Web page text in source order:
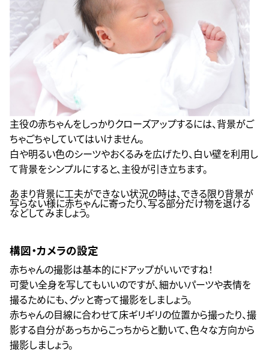
主役の赤ちゃんをしっかりクローズアップするには、背景がご
ちゃごちゃしていてはいけません。
白や明るい色のシーツやおくるみを広げたり、白い壁を利用し
て背景をシンプルにすると、主役が引き立ちます。
あまり背景に工夫ができない状況の時は、できる限り背景が
写らない様に赤ちゃんに寄ったり、写る部分だけ物を退ける
などしてみましょう。
構図・カメラの設定
赤ちゃんの撮影は基本的にドアップがいいですね！
可愛い全身を写してもいいのですが、細かいパーツや表情を
撮るためにも、グッと寄って撮影をしましょう。
赤ちゃんの目線に合わせて床ギリギリの位置から撮ったり、撮
影する自分があっちからこっちからと動いて、色々な方向から
撮影しましょう。